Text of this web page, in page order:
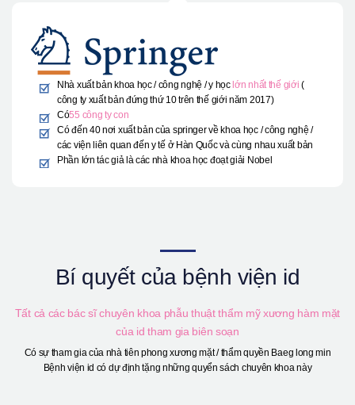
Nhà xuất bản khoa học / công nghệ / y học lớn nhất thế giới(
công ty xuất bản đứng thứ 10 trên thế giới năm 2017)
Có55 công ty con
Có đến 40 nơi xuất bản của springer về khoa học / công nghệ /
các viện liên quan đến y tế ở Hàn Quốc và cùng nhau xuất bản
Phần lớn tác giả là các nhà khoa học đoạt giải Nobel
Bí quyết của bệnh viện id
Tất cả các bác sĩ chuyên khoa phẫu thuật thẩm mỹ xương hàm mặt
của id tham gia biên soạn
Có sự tham gia của nhà tiên phong xương mặt / thẩm quyền Baeg long min
Bệnh viện id có dự định tặng những quyển sách chuyên khoa này